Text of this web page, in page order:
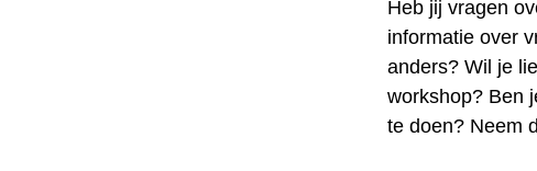
Heb jij vragen
informatie over
anders? Wil je
workshop? Ben
te doen? Neem